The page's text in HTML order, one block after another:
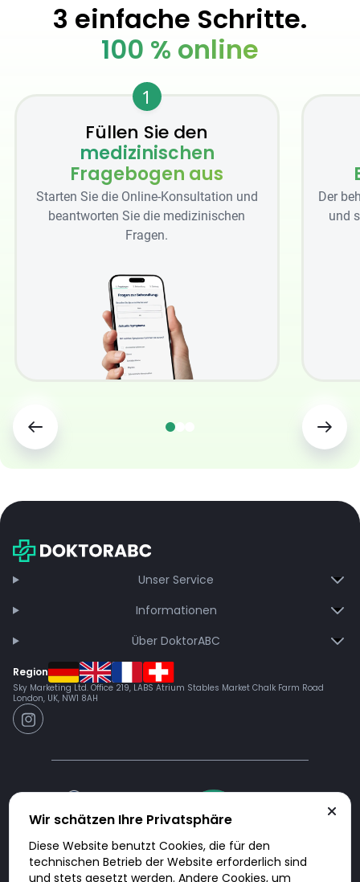
3 einfache Schritte.
100 % online
1
Füllen Sie den
medizinischen
Fragebogen aus
Starten Sie die Online-Konsultation und
beantworten Sie die medizinischen
Fragen.
Der
und
Unser Service
Informationen
Über DoktorABC
Region
Sky Marketing Ltd. Office 219, LABS Atrium Stables Market Chalk Farm Road
London, UK, NW1 8AH
Doktorabc.com ist eine Vermittlungsplattform. Doktorabc ist ausdrücklich
Wir schätzen Ihre Privatsphäre
Diese Website benutzt Cookies, die für den
technischen Betrieb der Website erforderlich sind
und stets gesetzt werden. Andere Cookies, um